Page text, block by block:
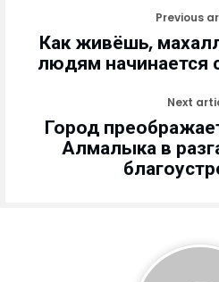
Previous
Как живёшь,
людям начинается
Next
Город
Алмалыка в